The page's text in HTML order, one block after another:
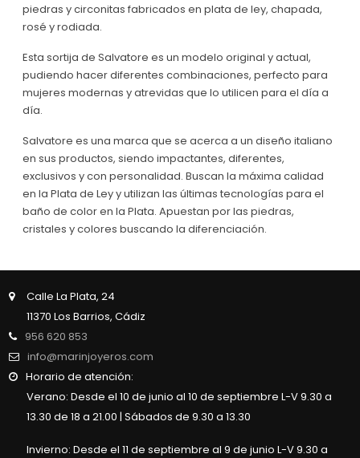
piedras y circonitas fabricados en plata de ley, chapada,
rosé y rodiada.
Esta sortija de Salvatore es un modelo original y actual,
pudiendo hacer diferentes combinaciones, perfecto para
mujeres modernas y atrevidas que lo utilicen para el día a
día.
Salvatore es una marca que se acerca a un diseño italiano
en sus productos, siendo impactantes, diferentes,
exclusivos y con personalidad. Buscan la máxima calidad
en la Plata de Ley y utilizan las últimas tecnologías para el
baño de color en la Plata. Apuestan por las piedras,
cristales y colores buscando la diferenciación.
Calle La Plata, 24
11370 Los Barrios, Cádiz
956 620 853
info@marinjoyeros.com
Horario de atención:
Verano: Desde el 10 de junio al 10 de septiembre L-V 9.30 a
13.30 de 18 a 21.00 | Sábados de 9.30 a 13.30
Invierno: Desde el 11 de septiembre al 9 de junio L-V 9.30 a